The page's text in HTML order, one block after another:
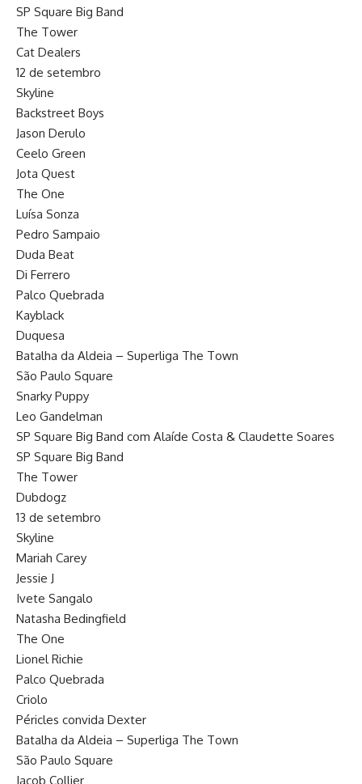
SP Square Big Band
The Tower
Cat Dealers
12 de setembro
Skyline
Backstreet Boys
Jason Derulo
Ceelo Green
Jota Quest
The One
Luísa Sonza
Pedro Sampaio
Duda Beat
Di Ferrero
Palco Quebrada
Kayblack
Duquesa
Batalha da Aldeia – Superliga The Town
São Paulo Square
Snarky Puppy
Leo Gandelman
SP Square Big Band com Alaíde Costa & Claudette Soares
SP Square Big Band
The Tower
Dubdogz
13 de setembro
Skyline
Mariah Carey
Jessie J
Ivete Sangalo
Natasha Bedingfield
The One
Lionel Richie
Palco Quebrada
Criolo
Péricles convida Dexter
Batalha da Aldeia – Superliga The Town
São Paulo Square
Jacob Collier